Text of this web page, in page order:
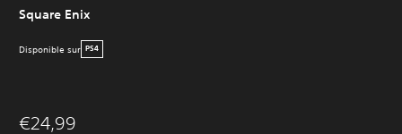
Square Enix
Disponible sur PS4
€24,99